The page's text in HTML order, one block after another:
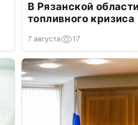
В Рязанской
топливного кризиса
7 августа 17